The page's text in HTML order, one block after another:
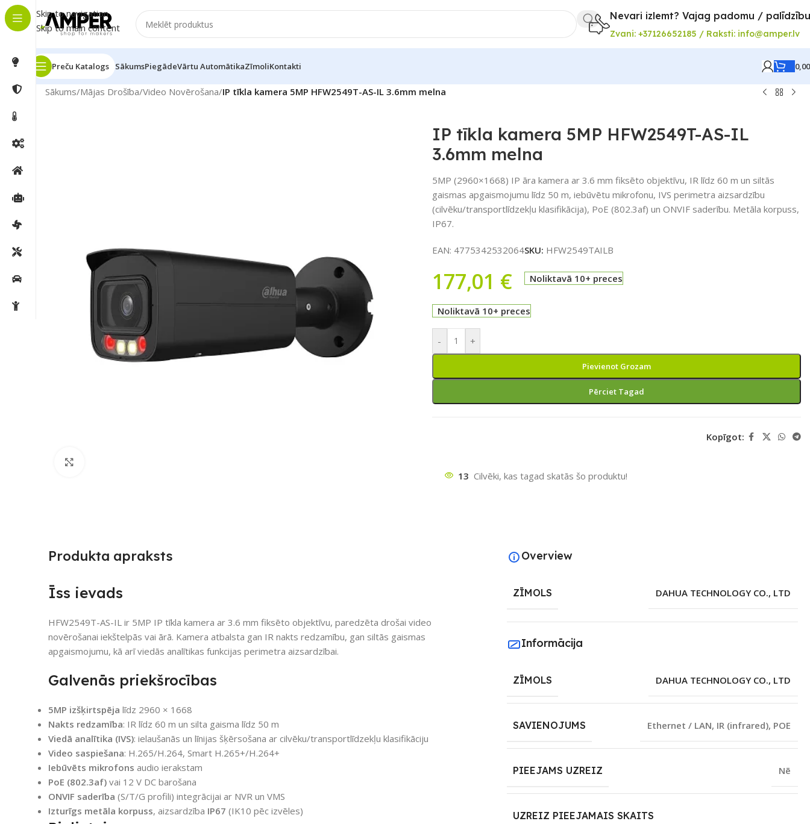
Skip to navigation
Skip to main content
Nevari izlemt? Vajag padomu /
Zvani: +37126652185 / Raksti: info@amper.lv
Preču Katalogs SākumsPiegādeVārtu AutomātikaZīmoliKontakti
Sākums/Mājas Drošība/Video Novērošana/IP tīkla kamera 5MP HFW2549T-AS-IL 3.6mm melna
IP tīkla kamera 5MP HFW2549T-AS-IL
3.6mm melna
5MP (2960×1668) IP āra kamera ar 3.6 mm fiksēto objektīvu, IR līdz 60 m un siltās
gaismas apgaismojumu līdz 50 m, iebūvētu mikrofonu, IVS perimetra aizsardzību
(cilvēku/transportlīdzekļu klasifikācija), PoE (802.3af) un ONVIF saderību. Metāla korpuss,
IP67.
EAN: 4775342532064SKU: HFW2549TAILB
177,01 € Noliktavā 10+ preces
Noliktavā 10+ preces
- +
Pievienot Grozam
Pērciet Tagad
Kopīgot:
13 Cilvēki, kas tagad skatās šo produktu!
Produkta apraksts
Īss ievads
HFW2549T-AS-IL ir 5MP IP tīkla kamera ar 3.6 mm fiksēto objektīvu, paredzēta drošai video
novērošanai iekštelpās vai ārā. Kamera atbalsta gan IR nakts redzamību, gan siltās gaismas
apgaismojumu, kā arī viedās analītikas funkcijas perimetra aizsardzībai.
Galvenās priekšrocības
5MP izšķirtspēja līdz 2960 × 1668
Nakts redzamība: IR līdz 60 m un silta gaisma līdz 50 m
Viedā analītika (IVS): ielaušanās un līnijas šķērsošana ar cilvēku/transportlīdzekļu klasifikāciju
Video saspiešana: H.265/H.264, Smart H.265+/H.264+
Iebūvēts mikrofons audio ierakstam
PoE (802.3af) vai 12 V DC barošana
ONVIF saderība (S/T/G profili) integrācijai ar NVR un VMS
Izturīgs metāla korpuss, aizsardzība IP67 (IK10 pēc izvēles)
Overview
ZĪMOLS DAHUA TECHNOLOGY CO., LTD
Informācija
ZĪMOLS DAHUA TECHNOLOGY CO., LTD
SAVIENOJUMS Ethernet / LAN, IR (infrared), POE
PIEEJAMS UZREIZ Nē
UZREIZ PIEEJAMAIS SKAITS